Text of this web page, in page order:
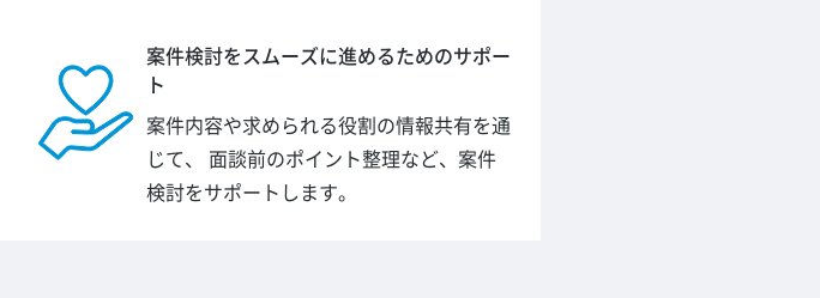
案件検討をスムーズに進めるためのサポー
ト
案件内容や求められる役割の情報共有を通
じて、 面談前のポイント整理など、案件
検討をサポートします。